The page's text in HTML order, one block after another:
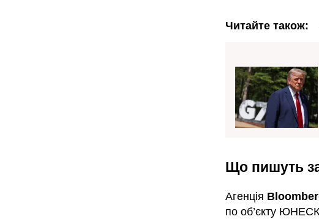
Читайте також:
Що пишуть
Агенція
по об’єкту